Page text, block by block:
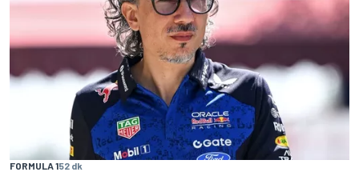
FORMULA 152 dk